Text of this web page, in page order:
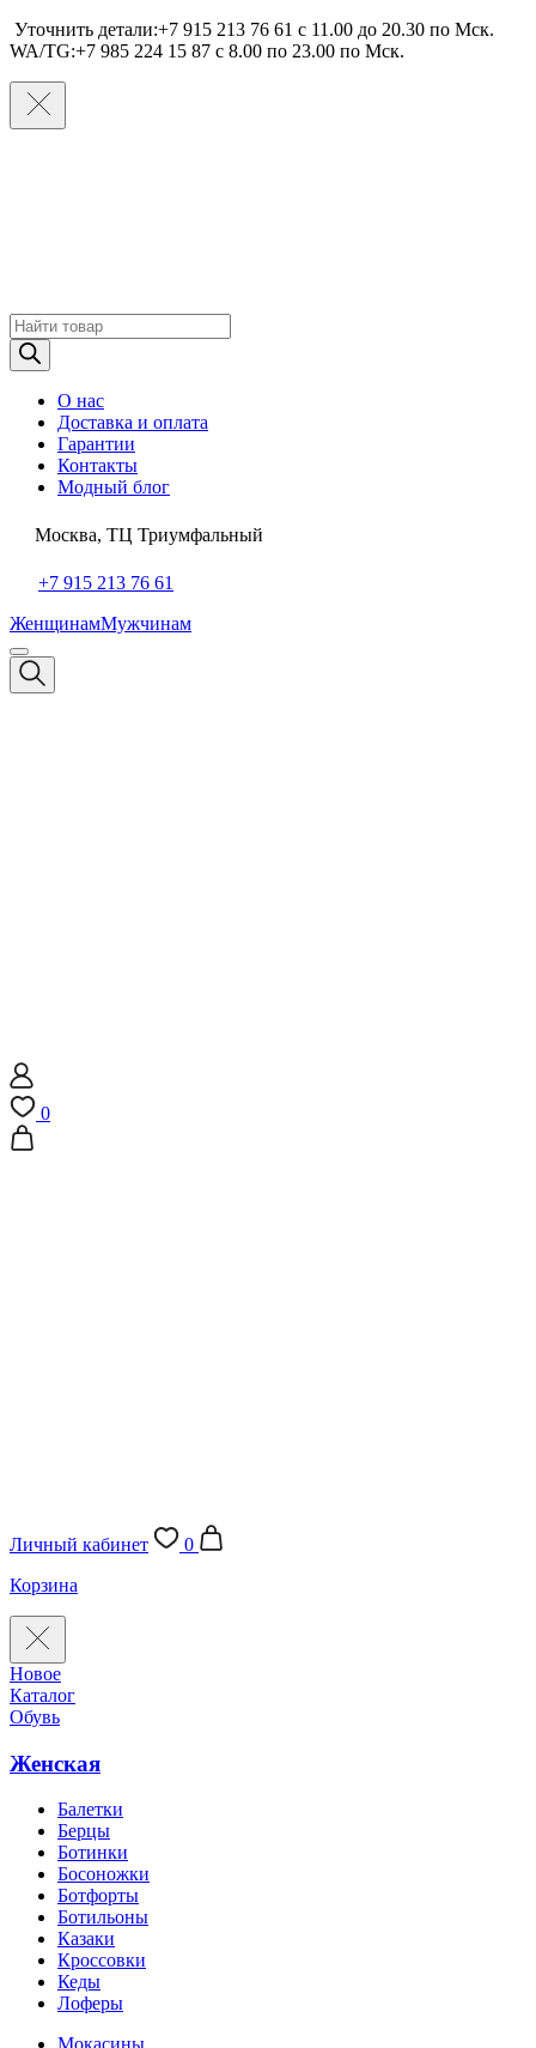
Уточнить детали:+7 915 213 76 61 c 11.00 до 20.30 по Мcк.
WA/TG:+7 985 224 15 87 c 8.00 по 23.00 по Мcк.
Поиск
товаров
О нас
Доставка и оплата
Гарантии
Контакты
Модный блог
Москва, ТЦ Триумфальный
+7 915 213 76 61
ЖенщинамМужчинам
0
Личный кабинет
0
Корзина
Новое
Каталог
Обувь
Женская
Балетки
Берцы
Ботинки
Босоножки
Ботфорты
Ботильоны
Казаки
Кроссовки
Кеды
Лоферы